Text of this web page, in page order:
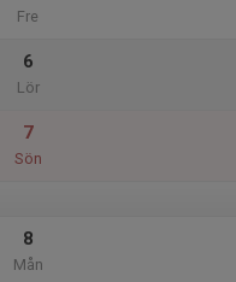
Fre
6
Lör
7
Sön
8
Mån